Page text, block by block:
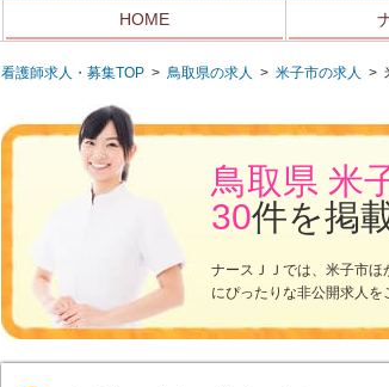
HOME
看護師求人・募集TOP > 鳥取県の求人 > 米子市の求人 >
鳥取県 米
30件を掲
ナースＪＪでは、米子市
にぴったりな非公開求人を